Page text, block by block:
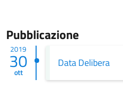
Pubblicazione
2019
30
ott
Data Delibera